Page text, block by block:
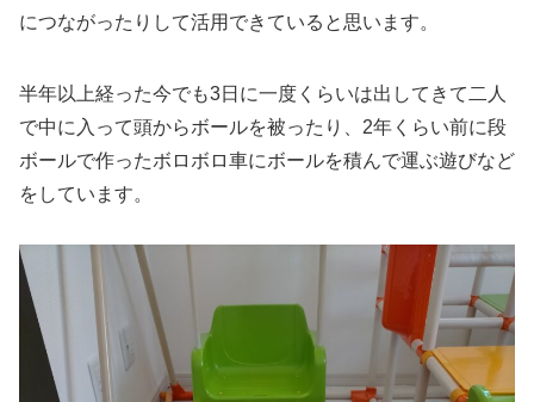
につながったりして活用できていると思います。
半年以上経った今でも3日に一度くらいは出してきて二人
で中に入って頭からボールを被ったり、2年くらい前に段
ボールで作ったボロボロ車にボールを積んで運ぶ遊びなど
をしています。